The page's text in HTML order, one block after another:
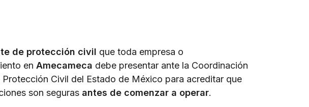
de protección civil que toda empresa o
enAmecameca debe presentar ante la Coordinación
Protección Civil del Estado de México para acreditar que
son seguras antes de comenzar a operar.